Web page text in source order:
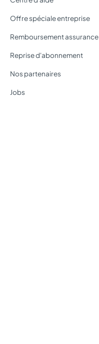
Offre spéciale entreprise
Remboursement assurance
Reprise d'abonnement
Nos partenaires
Jobs